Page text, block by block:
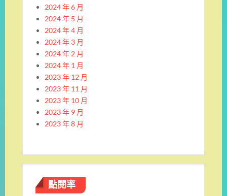
2024 年 6 月
2024 年 5 月
2024 年 4 月
2024 年 3 月
2024 年 2 月
2024 年 1 月
2023 年 12 月
2023 年 11 月
2023 年 10 月
2023 年 9 月
2023 年 8 月
點閱率